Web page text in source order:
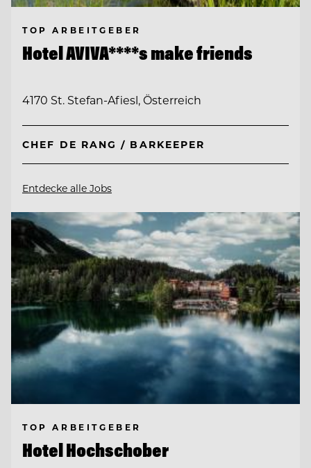
TOP ARBEITGEBER
Hotel AVIVA****s make friends
4170 St. Stefan-Afiesl, Österreich
CHEF DE RANG / BARKEEPER
Entdecke alle Jobs
TOP ARBEITGEBER
Hotel Hochschober